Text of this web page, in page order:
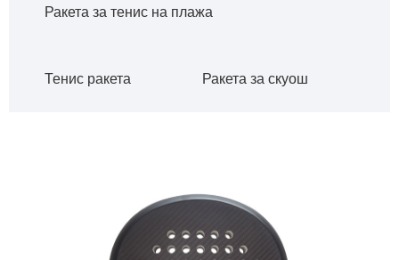
Ракета за тенис на плажа
Тенис ракета Ракета за скуош